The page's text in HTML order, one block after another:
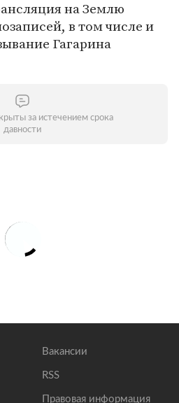
на Землю
в том числе и
Гагарина
за истечением срока
давности
Вакансии
RSS
Правовая информация